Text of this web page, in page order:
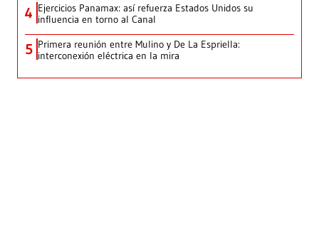
4 Ejercicios Panamax: así refuerza Estados Unidos su
influencia en torno al Canal
5 Primera reunión entre Mulino y De La Espriella:
interconexión eléctrica en la mira